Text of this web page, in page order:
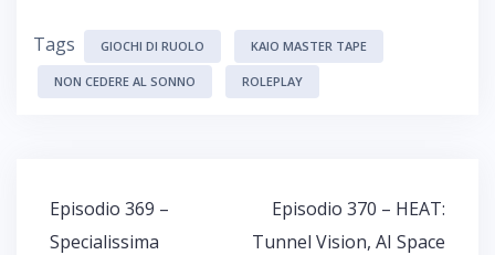
Tags GIOCHI DI RUOLO KAIO MASTER TAPE
NON CEDERE AL SONNO ROLEPLAY
Navigazione
articoli
Episodio 369 –
Specialissima
Episodio 370 – HEAT:
Tunnel Vision, AI Space